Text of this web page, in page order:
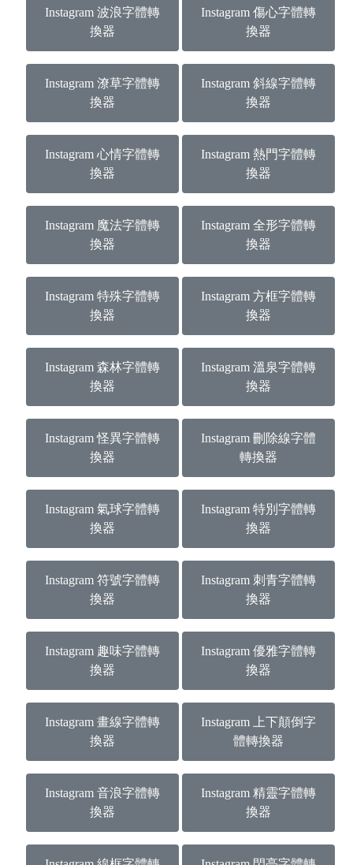
Instagram 波浪字體轉
換器
Instagram 傷心字體轉
換器
Instagram 潦草字體轉
換器
Instagram 斜線字體轉
換器
Instagram 心情字體轉
換器
Instagram 熱門字體轉
換器
Instagram 魔法字體轉
換器
Instagram 全形字體轉
換器
Instagram 特殊字體轉
換器
Instagram 方框字體轉
換器
Instagram 森林字體轉
換器
Instagram 溫泉字體轉
換器
Instagram 怪異字體轉
換器
Instagram 刪除線字體
轉換器
Instagram 氣球字體轉
換器
Instagram 特別字體轉
換器
Instagram 符號字體轉
換器
Instagram 刺青字體轉
換器
Instagram 趣味字體轉
換器
Instagram 優雅字體轉
換器
Instagram 畫線字體轉
換器
Instagram 上下顛倒字
體轉換器
Instagram 音浪字體轉
換器
Instagram 精靈字體轉
換器